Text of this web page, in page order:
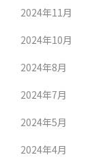
2024年11月
2024年10月
2024年8月
2024年7月
2024年5月
2024年4月